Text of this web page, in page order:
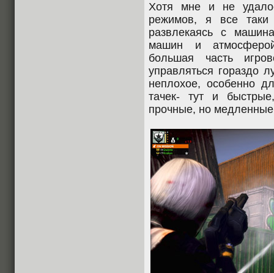
Хотя мне и не
режимов, я все таки
развлекаясь с
машин и
большая часть
управляться гораздо
неплохое, особенно
тачек- тут и
прочные, но